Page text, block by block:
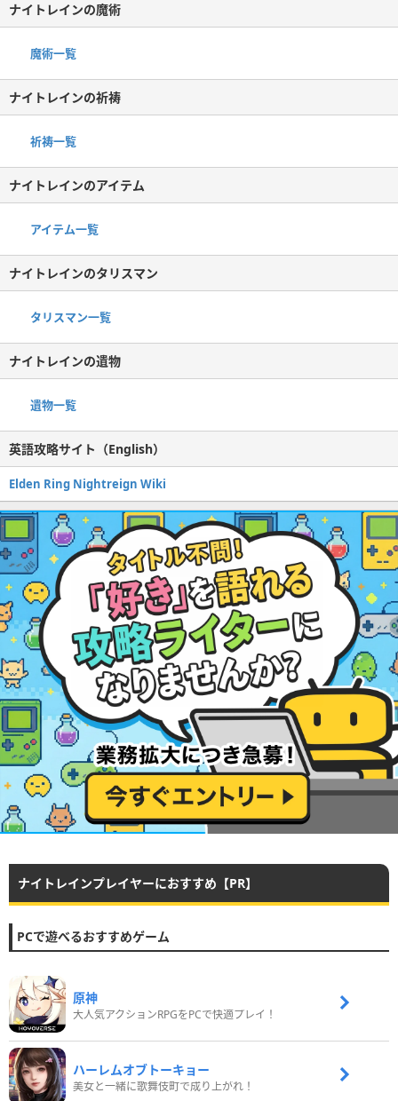
ナイトレインの魔術
魔術一覧
ナイトレインの祈祷
祈祷一覧
ナイトレインのアイテム
アイテム一覧
ナイトレインのタリスマン
タリスマン一覧
ナイトレインの遺物
遺物一覧
英語攻略サイト（English）
Elden Ring Nightreign Wiki
ナイトレインプレイヤーにおすすめ【PR】
PCで遊べるおすすめゲーム
原神
大人気アクションRPGをPCで快適プレイ！
ハーレムオブトーキョー
美女と一緒に歌舞伎町で成り上がれ！